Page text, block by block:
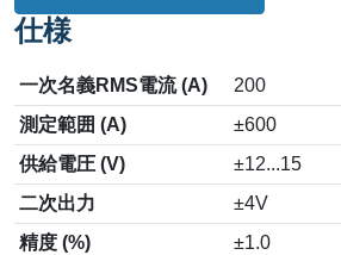
仕様
一次名義RMS電流 (A)
200
測定範囲 (A)
±600
供給電圧 (V)
±12...15
二次出力
±4V
精度 (%)
±1.0